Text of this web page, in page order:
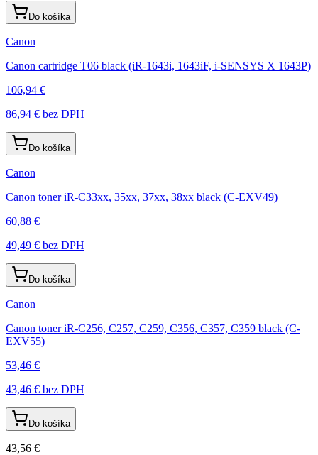
Do košíka
Canon
Canon cartridge T06 black (iR-1643i, 1643iF, i-SENSYS X 1643P)
106,94 €
86,94 € bez DPH
Do košíka
Canon
Canon toner iR-C33xx, 35xx, 37xx, 38xx black (C-EXV49)
60,88 €
49,49 € bez DPH
Do košíka
Canon
Canon toner iR-C256, C257, C259, C356, C357, C359 black (C-
EXV55)
53,46 €
43,46 € bez DPH
Do košíka
43,56 €